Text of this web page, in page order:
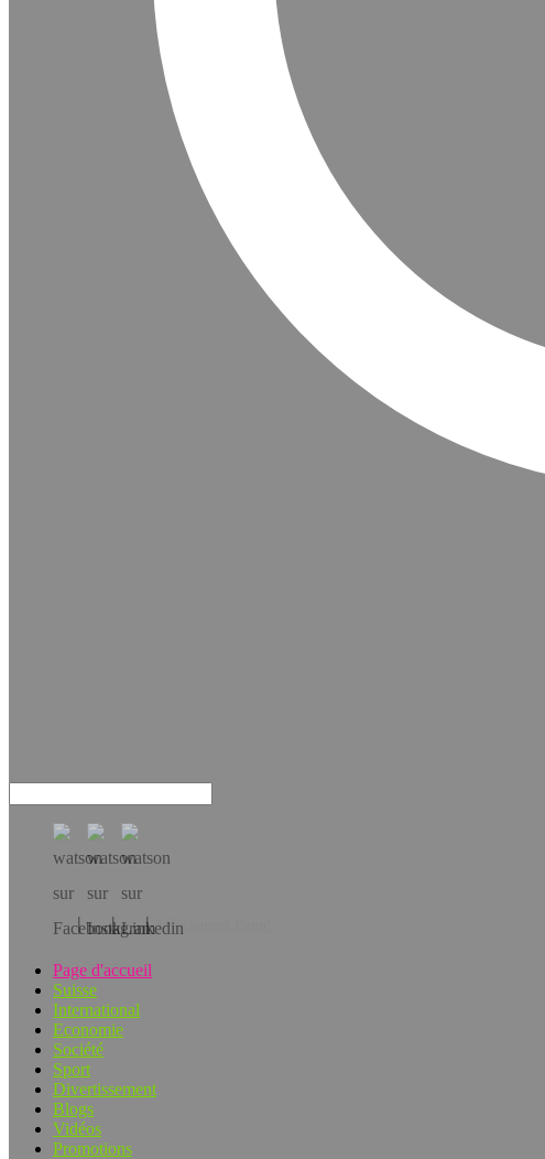
Téléchargez l’app!
Page d'accueil
Suisse
International
Economie
Société
Sport
Divertissement
Blogs
Vidéos
Promotions